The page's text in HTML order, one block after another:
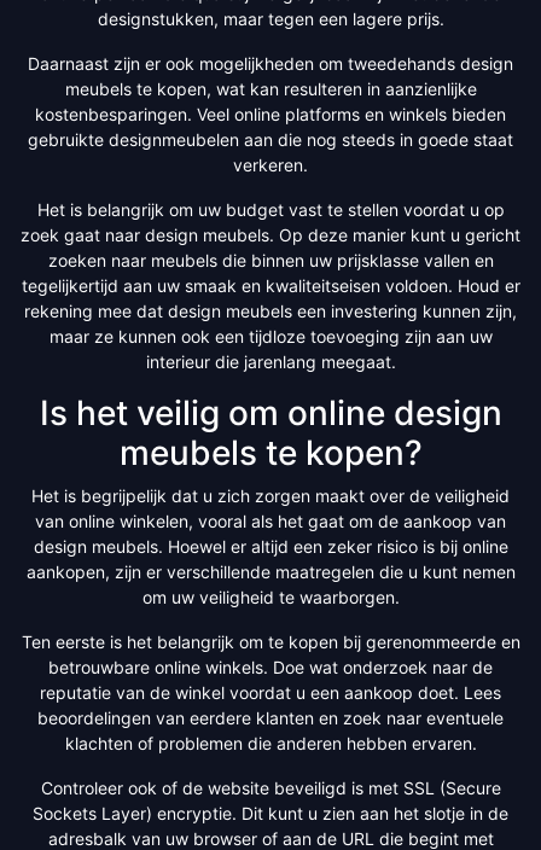
designstukken, maar tegen een lagere prijs.
Daarnaast zijn er ook mogelijkheden om tweedehands design
meubels te kopen, wat kan resulteren in aanzienlijke
kostenbesparingen. Veel online platforms en winkels bieden
gebruikte designmeubelen aan die nog steeds in goede staat
verkeren.
Het is belangrijk om uw budget vast te stellen voordat u op
zoek gaat naar design meubels. Op deze manier kunt u gericht
zoeken naar meubels die binnen uw prijsklasse vallen en
tegelijkertijd aan uw smaak en kwaliteitseisen voldoen. Houd er
rekening mee dat design meubels een investering kunnen zijn,
maar ze kunnen ook een tijdloze toevoeging zijn aan uw
interieur die jarenlang meegaat.
Is het veilig om online design
meubels te kopen?
Het is begrijpelijk dat u zich zorgen maakt over de veiligheid
van online winkelen, vooral als het gaat om de aankoop van
design meubels. Hoewel er altijd een zeker risico is bij online
aankopen, zijn er verschillende maatregelen die u kunt nemen
om uw veiligheid te waarborgen.
Ten eerste is het belangrijk om te kopen bij gerenommeerde en
betrouwbare online winkels. Doe wat onderzoek naar de
reputatie van de winkel voordat u een aankoop doet. Lees
beoordelingen van eerdere klanten en zoek naar eventuele
klachten of problemen die anderen hebben ervaren.
Controleer ook of de website beveiligd is met SSL (Secure
Sockets Layer) encryptie. Dit kunt u zien aan het slotje in de
adresbalk van uw browser of aan de URL die begint met